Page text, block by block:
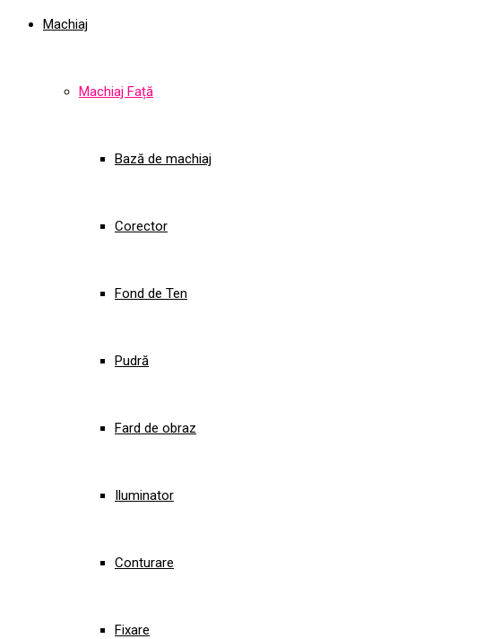
Machiaj
Machiaj Față
Bază de machiaj
Corector
Fond de Ten
Pudră
Fard de obraz
Iluminator
Conturare
Fixare